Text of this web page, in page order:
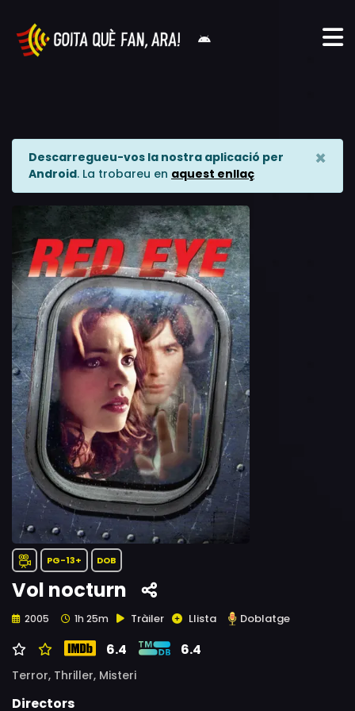
Descarregueu-vos la nostra aplicació per
Android. La trobareu en aquest enllaç
×
PG-13+ DOB
Vol nocturn
2005 1h 25m Tràiler Llista Doblatge
6.4 6.4
Terror, Thriller, Misteri
Directors